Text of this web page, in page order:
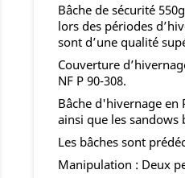
Bâche de sécurité
lors des périodes
sont d’une qualité
Couverture
NF P 90-308.
Bâche d'hivernage en
ainsi que les sandows
Les bâches sont
Manipulation : Deux